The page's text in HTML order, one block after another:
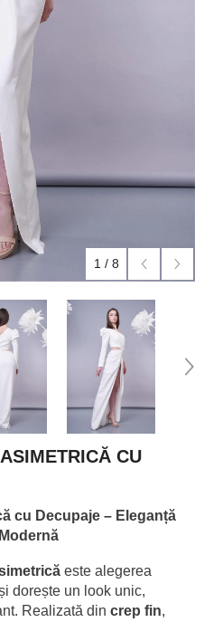
1 / 8
CU
cu Decupaje – Eleganță
este alegerea
dorește un look unic,
Realizată din crep fin,